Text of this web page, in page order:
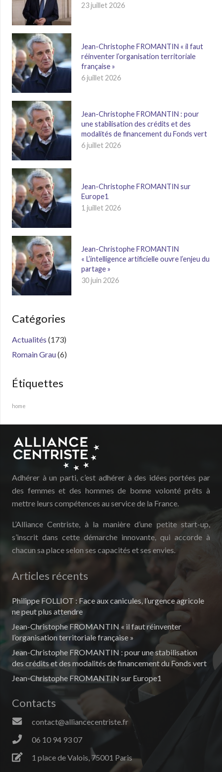
23 juillet 2026
Jean-Christophe FROMANTIN « il faut
réinventer l’organisation territoriale
française »
6 juillet 2026
Jean-Christophe FROMANTIN : pour
une stabilisation des crédits et des
modalités de financement du Fonds vert
6 juillet 2026
Jean-Christophe FROMANTIN sur
Europe1
1 juillet 2026
Jean-Christophe FROMANTIN
« L’intelligence artificielle ouvre l’enjeu du
partage »
30 juin 2026
Catégories
Actualités (173)
Romain Grau(6)
Étiquettes
home
Adhérer à un parti, c’est adhérer à des idées portées par
des femmes et des hommes de bonne volonté prêts à
mettre leurs compétences au service de la France.
L’Alliance Centriste, à la manière d’une petite start-up,
s’inscrit dans cette démarche innovante, qui accorde à
chacun sa place selon ses capacités et ses envies.
Articles récents
Philippe FOLLIOT : Face aux canicules, l’urgence agricole
ne peut plus attendre
Jean-Christophe FROMANTIN « il faut réinventer
l’organisation territoriale française »
Jean-Christophe FROMANTIN : pour une stabilisation
des crédits et des modalités de financement du Fonds vert
Jean-Christophe FROMANTIN sur Europe1
Contacts
contact@alliancecentriste.fr
06 10 94 93 07
1 place de Valois, 75001 Paris